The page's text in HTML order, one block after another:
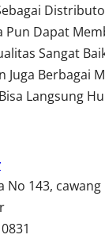
Pun Dapat
Sangat
Juga Berbagai
Langsung
No 143,